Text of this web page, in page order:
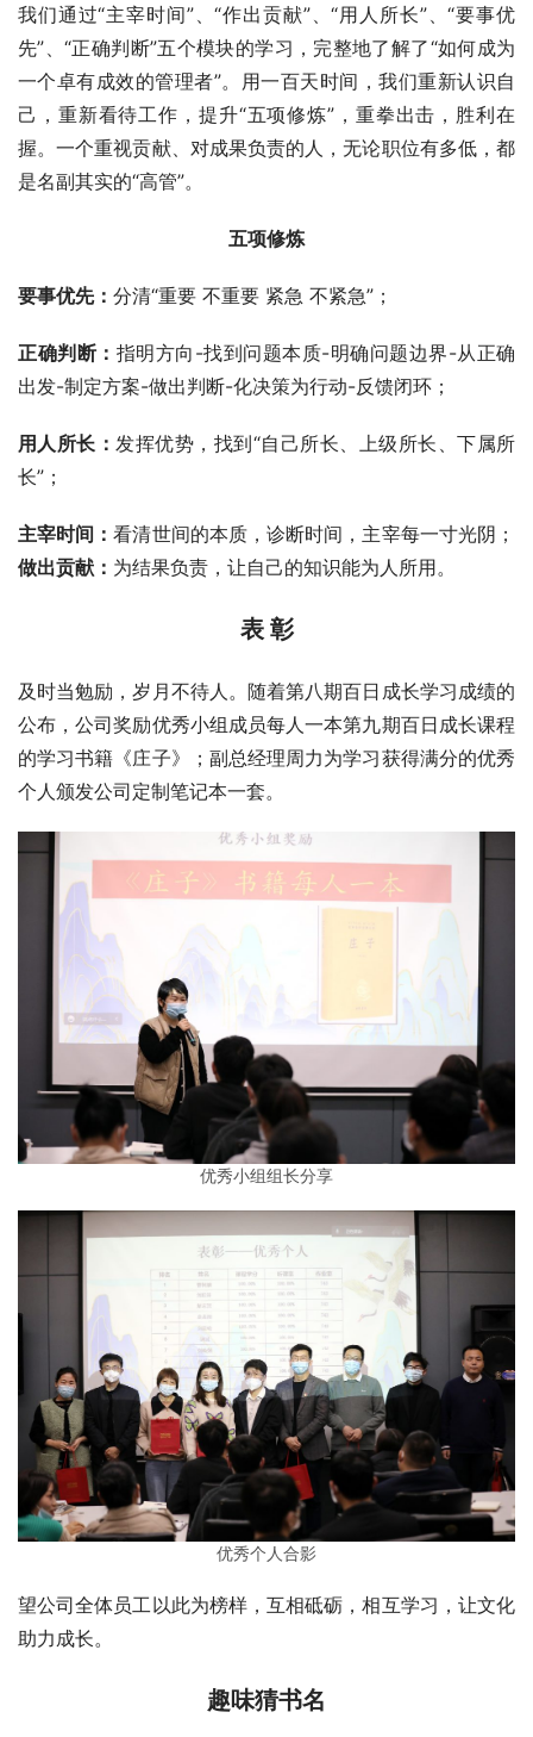
我们通过“主宰时间”、“作出贡献”、“用人所长”、“要事优
先”、“正确判断”五个模块的学习，完整地了解了“如何成为
一个卓有成效的管理者”。用一百天时间，我们重新认识自
己，重新看待工作，提升“五项修炼”，重拳出击，胜利在
握。一个重视贡献、对成果负责的人，无论职位有多低，都
是名副其实的“高管”。
五项修炼
要事优先： 分清“重要 不重要 紧急 不紧急”；
正确判断： 指明方向-找到问题本质-明确问题边界-从正确
出发-制定方案-做出判断-化决策为行动-反馈闭环；
用人所长： 发挥优势，找到“自己所长、上级所长、下属所
长”；
主宰时间：看清世间的本质，诊断时间，主宰每一寸光阴；
做出贡献： 为结果负责，让自己的知识能为人所用。
表 彰
及时当勉励，岁月不待人。随着第八期百日成长学习成绩的
公布，公司奖励优秀小组成员每人一本第九期百日成长课程
的学习书籍《庄子》；副总经理周力为学习获得满分的优秀
个人颁发公司定制笔记本一套。
优秀小组组长分享
优秀个人合影
望公司全体员工以此为榜样，互相砥砺，相互学习，让文化
助力成长。
趣味猜书名